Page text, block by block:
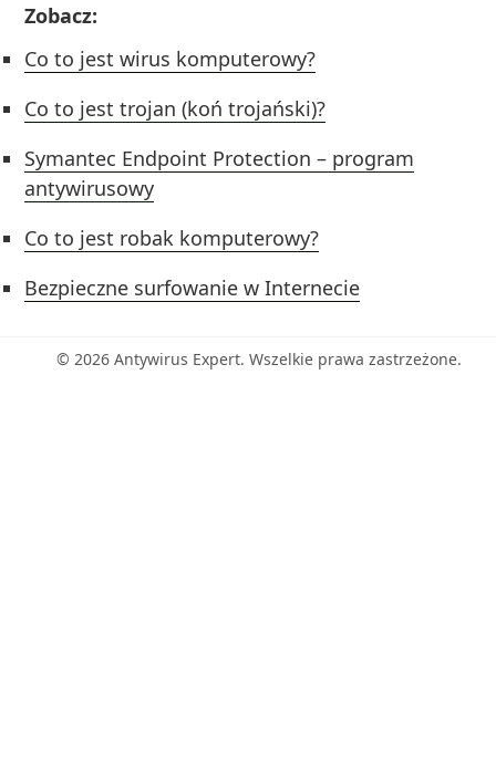
Zobacz:
Co to jest wirus komputerowy?
Co to jest trojan (koń trojański)?
Symantec Endpoint Protection – program
antywirusowy
Co to jest robak komputerowy?
Bezpieczne surfowanie w Internecie
© 2026 Antywirus Expert. Wszelkie prawa zastrzeżone.